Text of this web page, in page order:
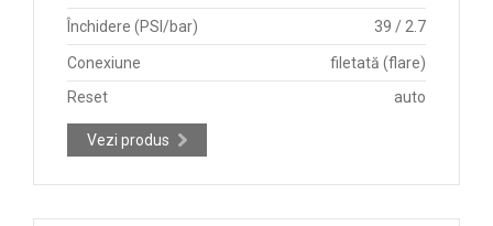
Închidere (PSI/bar) 39 / 2.7
Conexiune
filetată (flare)
Reset
auto
Vezi produs